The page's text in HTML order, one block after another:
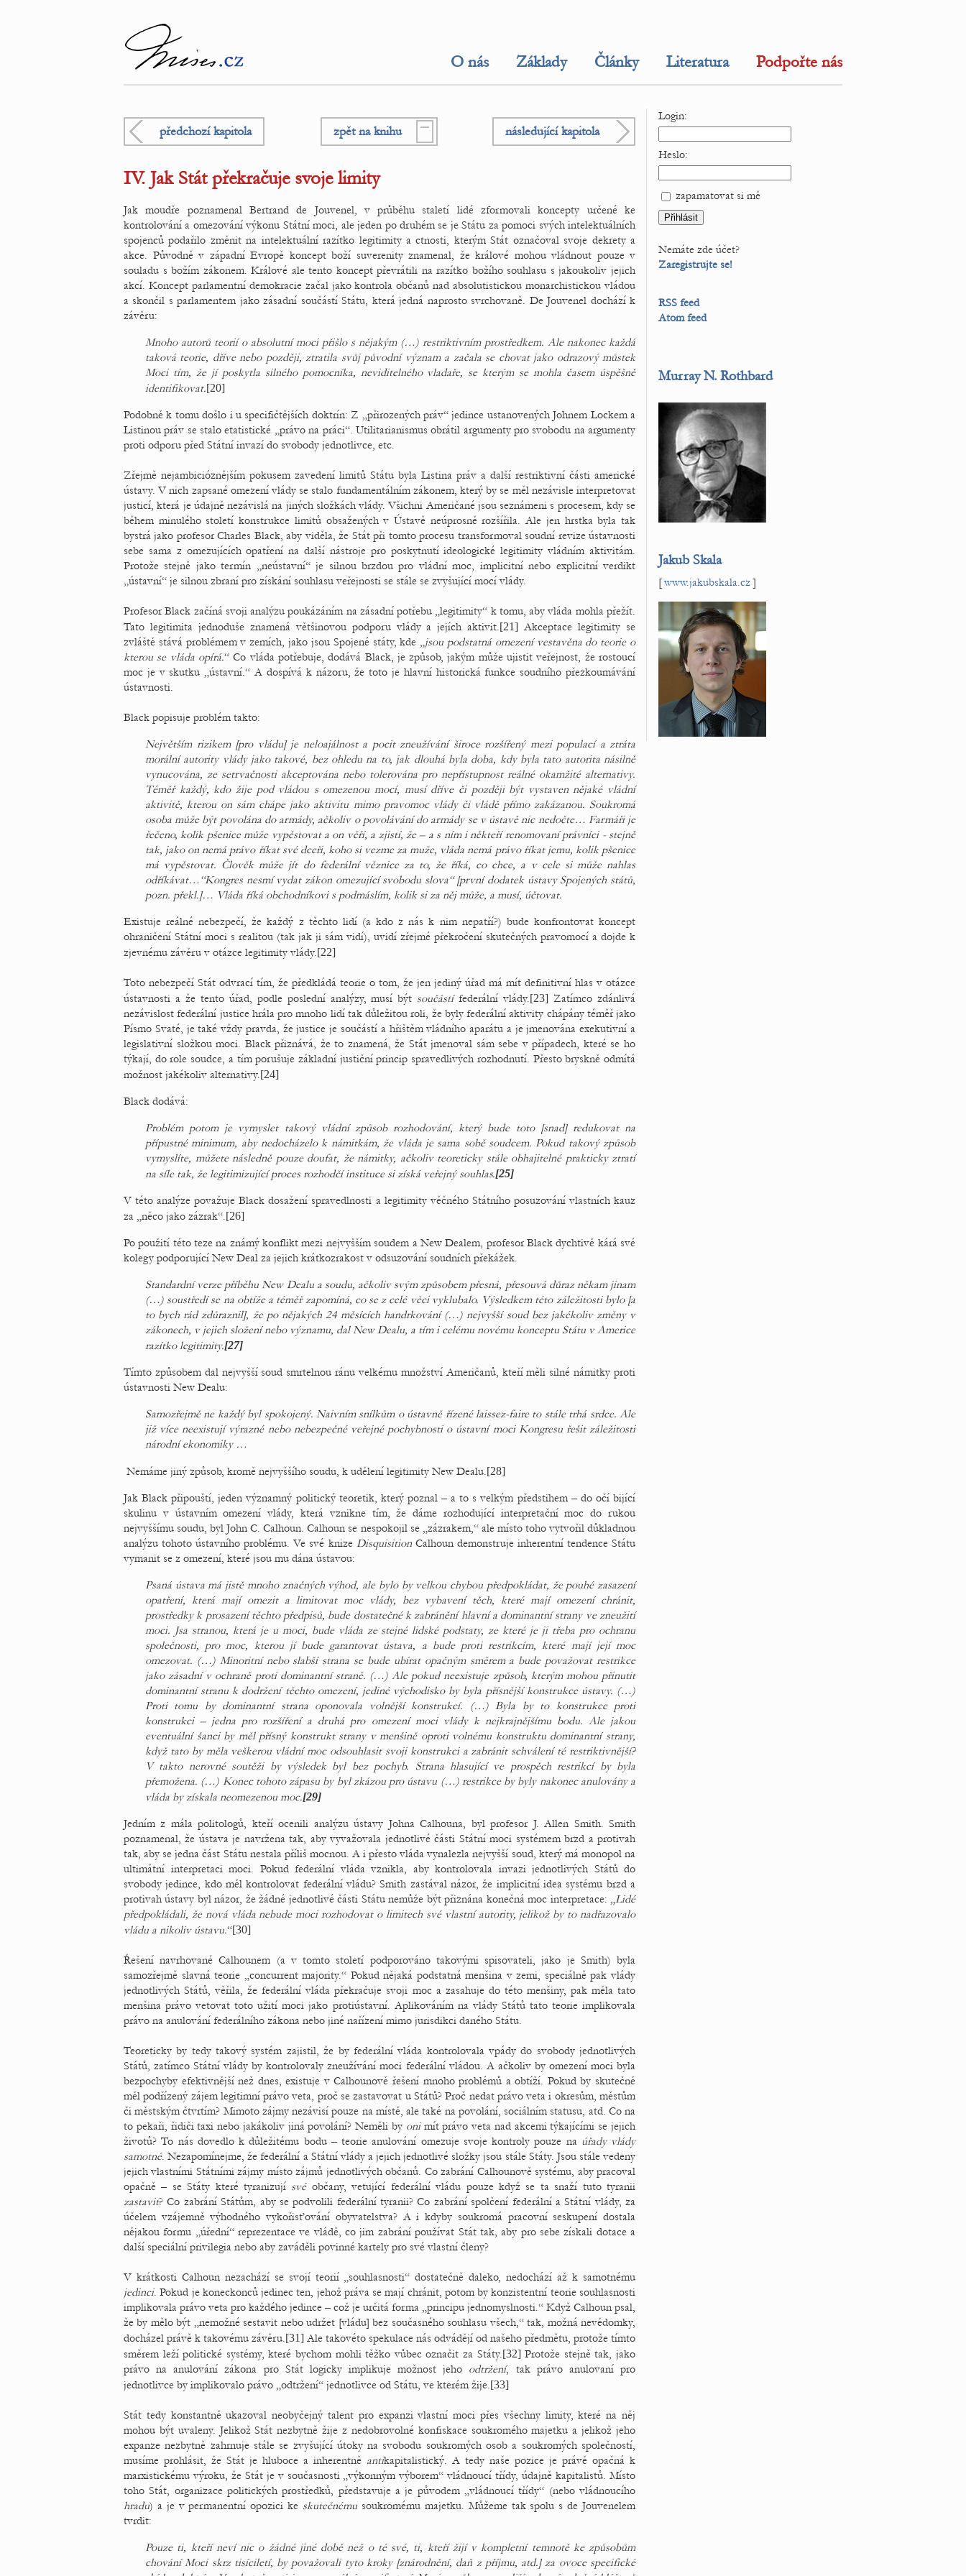
O nás Základy Články Literatura Podpořte nás
předchozí kapitola zpět na knihu následující kapitola
IV. Jak Stát překračuje svoje limity
Jak moudře poznamenal Bertrand de Jouvenel, v průběhu staletí lidé zformovali koncepty určené ke
kontrolování a omezování výkonu Státní moci, ale jeden po druhém se je Státu za pomoci svých intelektuálních
spojenců podařilo změnit na intelektuální razítko legitimity a ctnosti, kterým Stát označoval svoje dekrety a
akce. Původně v západní Evropě koncept boží suverenity znamenal, že králové mohou vládnout pouze v
souladu s božím zákonem. Králové ale tento koncept převrátili na razítko božího souhlasu s jakoukoliv jejich
akcí. Koncept parlamentní demokracie začal jako kontrola občanů nad absolutistickou monarchistickou vládou
a skončil s parlamentem jako zásadní součástí Státu, která jedná naprosto svrchovaně. De Jouvenel dochází k
závěru:
Mnoho autorů teorií o absolutní moci přišlo s nějakým (…) restriktivním prostředkem. Ale nakonec každá
taková teorie, dříve nebo později, ztratila svůj původní význam a začala se chovat jako odrazový můstek
Moci tím, že jí poskytla silného pomocníka, neviditelného vladaře, se kterým se mohla časem úspěšně
identifikovat.[20]
Podobně k tomu došlo i u specifičtějších doktrín: Z „přirozených práv“ jedince ustanovených Johnem Lockem a
Listinou práv se stalo etatistické „právo na práci“. Utilitarianismus obrátil argumenty pro svobodu na argumenty
proti odporu před Státní invazí do svobody jednotlivce, etc.
Zřejmě nejambicióznějším pokusem zavedení limitů Státu byla Listina práv a další restriktivní části americké
ústavy. V nich zapsané omezení vlády se stalo fundamentálním zákonem, který by se měl nezávisle interpretovat
justicí, která je údajně nezávislá na jiných složkách vlády. Všichni Američané jsou seznámeni s procesem, kdy se
během minulého století konstrukce limitů obsažených v Ústavě neúprosně rozšířila. Ale jen hrstka byla tak
bystrá jako profesor Charles Black, aby viděla, že Stát při tomto procesu transformoval soudní revize ústavnosti
sebe sama z omezujících opatření na další nástroje pro poskytnutí ideologické legitimity vládním aktivitám.
Protože stejně jako termín „neústavní“ je silnou brzdou pro vládní moc, implicitní nebo explicitní verdikt
„ústavní“ je silnou zbraní pro získání souhlasu veřejnosti se stále se zvyšující mocí vlády.
Profesor Black začíná svoji analýzu poukázáním na zásadní potřebu „legitimity“ k tomu, aby vláda mohla přežít.
Tato legitimita jednoduše znamená většinovou podporu vlády a jejích aktivit.[21] Akceptace legitimity se
zvláště stává problémem v zemích, jako jsou Spojené státy, kde „jsou podstatná omezení vestavěna do teorie o
kterou se vláda opírá.“ Co vláda potřebuje, dodává Black, je způsob, jakým může ujistit veřejnost, že rostoucí
moc je v skutku „ústavní.“ A dospívá k názoru, že toto je hlavní historická funkce soudního přezkoumávání
ústavnosti.
Black popisuje problém takto:
Největším rizikem [pro vládu] je neloajálnost a pocit zneužívání široce rozšířený mezi populací a ztráta
morální autority vlády jako takové, bez ohledu na to, jak dlouhá byla doba, kdy byla tato autorita násilně
vynucována, ze setrvačnosti akceptována nebo tolerována pro nepřístupnost reálné okamžité alternativy.
Téměř každý, kdo žije pod vládou s omezenou mocí, musí dříve či později být vystaven nějaké vládní
aktivitě, kterou on sám chápe jako aktivitu mimo pravomoc vlády či vládě přímo zakázanou. Soukromá
osoba může být povolána do armády, ačkoliv o povolávání do armády se v ústavě nic nedočte… Farmáři je
řečeno, kolik pšenice může vypěstovat a on věří, a zjistí, že – a s ním i někteří renomovaní právníci - stejně
tak, jako on nemá právo říkat své dceři, koho si vezme za muže, vláda nemá právo říkat jemu, kolik pšenice
má vypěstovat. Člověk může jít do federální věznice za to, že říká, co chce, a v cele si může nahlas
odříkávat…“Kongres nesmí vydat zákon omezující svobodu slova“ [první dodatek ústavy Spojených států,
pozn. překl.]… Vláda říká obchodníkovi s podmáslím, kolik si za něj může, a musí, účtovat.
Existuje reálné nebezpečí, že každý z těchto lidí (a kdo z nás k nim nepatří?) bude konfrontovat koncept
ohraničení Státní moci s realitou (tak jak ji sám vidí), uvidí zřejmé překročení skutečných pravomocí a dojde k
zjevnému závěru v otázce legitimity vlády.[22]
Toto nebezpečí Stát odvrací tím, že předkládá teorie o tom, že jen jediný úřad má mít definitivní hlas v otázce
ústavnosti a že tento úřad, podle poslední analýzy, musí být součástífederální vlády.[23] Zatímco zdánlivá
nezávislost federální justice hrála pro mnoho lidí tak důležitou roli, že byly federální aktivity chápány téměř jako
Písmo Svaté, je také vždy pravda, že justice je součástí a hřištěm vládního aparátu a je jmenována exekutivní a
legislativní složkou moci. Black přiznává, že to znamená, že Stát jmenoval sám sebe v případech, které se ho
týkají, do role soudce, a tím porušuje základní justiční princip spravedlivých rozhodnutí. Přesto bryskně odmítá
možnost jakékoliv alternativy.[24]
Black dodává:
Problém potom je vymyslet takový vládní způsob rozhodování, který bude toto [snad] redukovat na
přípustné minimum, aby nedocházelo k námitkám, že vláda je sama sobě soudcem. Pokud takový způsob
vymyslíte, můžete následně pouze doufat, že námitky, ačkoliv teoreticky stále obhajitelné prakticky ztratí
na síle tak, že legitimizující proces rozhodčí instituce si získá veřejný souhlas.[25]
V této analýze považuje Black dosažení spravedlnosti a legitimity věčného Státního posuzování vlastních kauz
za „něco jako zázrak“.[26]
Po použití této teze na známý konflikt mezi nejvyšším soudem a New Dealem, profesor Black dychtivě kárá své
kolegy podporující New Deal za jejich krátkozrakost v odsuzování soudních překážek.
Standardní verze příběhu New Dealu a soudu, ačkoliv svým způsobem přesná, přesouvá důraz někam jinam
(…) soustředí se na obtíže a téměř zapomíná, co se z celé věci vyklubalo. Výsledkem této záležitosti bylo [a
to bych rád zdůraznil], že po nějakých 24 měsících handrkování (…) nejvyšší soud bez jakékoliv změny v
zákonech, v jejich složení nebo významu, dal New Dealu, a tím i celému novému konceptu Státu v Americe
razítko legitimity.[27]
Tímto způsobem dal nejvyšší soud smrtelnou ránu velkému množství Američanů, kteří měli silné námitky proti
ústavnosti New Dealu:
Samozřejmě ne každý byl spokojený. Naivním snílkům o ústavně řízené laissez-faire to stále trhá srdce. Ale
již více neexistují výrazné nebo nebezpečné veřejné pochybnosti o ústavní moci Kongresu řešit záležitosti
národní ekonomiky …
Nemáme jiný způsob, kromě nejvyššího soudu, k udělení legitimity New Dealu.[28]
Jak Black připouští, jeden významný politický teoretik, který poznal – a to s velkým předstihem – do očí bijící
skulinu v ústavním omezení vlády, která vznikne tím, že dáme rozhodující interpretační moc do rukou
nejvyššímu soudu, byl John C. Calhoun. Calhoun se nespokojil se „zázrakem,“ ale místo toho vytvořil důkladnou
analýzu tohoto ústavního problému. Ve své knize DisquisitionCalhoun demonstruje inherentní tendence Státu
vymanit se z omezení, které jsou mu dána ústavou:
Psaná ústava má jistě mnoho značných výhod, ale bylo by velkou chybou předpokládat, že pouhé zasazení
opatření, která mají omezit a limitovat moc vlády, bez vybavení těch, které mají omezení chránit,
prostředky k prosazení těchto předpisů, bude dostatečné k zabránění hlavní a dominantní strany ve zneužití
moci. Jsa stranou, která je u moci, bude vláda ze stejné lidské podstaty, ze které je ji třeba pro ochranu
společnosti, pro moc, kterou jí bude garantovat ústava, a bude proti restrikcím, které mají její moc
omezovat. (…) Minoritní nebo slabší strana se bude ubírat opačným směrem a bude považovat restrikce
jako zásadní v ochraně proti dominantní straně. (…) Ale pokud neexistuje způsob, kterým mohou přinutit
dominantní stranu k dodržení těchto omezení, jediné východisko by byla přísnější konstrukce ústavy. (…)
Proti tomu by dominantní strana oponovala volnější konstrukcí. (…) Byla by to konstrukce proti
konstrukci – jedna pro rozšíření a druhá pro omezení moci vlády k nejkrajnějšímu bodu. Ale jakou
eventuální šanci by měl přísný konstrukt strany v menšině oproti volnému konstruktu dominantní strany,
když tato by měla veškerou vládní moc odsouhlasit svoji konstrukci a zabránit schválení té restriktivnější?
V takto nerovné soutěži by výsledek byl bez pochyb. Strana hlasující ve prospěch restrikcí by byla
přemožena. (…) Konec tohoto zápasu by byl zkázou pro ústavu (…) restrikce by byly nakonec anulovány a
vláda by získala neomezenou moc.[29]
Jedním z mála politologů, kteří ocenili analýzu ústavy Johna Calhouna, byl profesor J. Allen Smith. Smith
poznamenal, že ústava je navržena tak, aby vyvažovala jednotlivé části Státní moci systémem brzd a protivah
tak, aby se jedna část Státu nestala příliš mocnou. A i přesto vláda vynalezla nejvyšší soud, který má monopol na
ultimátní interpretaci moci. Pokud federální vláda vznikla, aby kontrolovala invazi jednotlivých Států do
svobody jedince, kdo měl kontrolovat federální vládu? Smith zastával názor, že implicitní idea systému brzd a
protivah ústavy byl názor, že žádné jednotlivé části Státu nemůže být přiznána konečná moc interpretace: „Lidé
předpokládali, že nová vláda nebude moci rozhodovat o limitech své vlastní autority, jelikož by to nadřazovalo
vládu a nikoliv ústavu.“[30]
Řešení navrhované Calhounem (a v tomto století podporováno takovými spisovateli, jako je Smith) byla
samozřejmě slavná teorie „concurrent majority.“ Pokud nějaká podstatná menšina v zemi, speciálně pak vlády
jednotlivých Států, věřila, že federální vláda překračuje svoji moc a zasahuje do této menšiny, pak měla tato
menšina právo vetovat toto užití moci jako protiústavní. Aplikováním na vlády Států tato teorie implikovala
právo na anulování federálního zákona nebo jiné nařízení mimo jurisdikci daného Státu.
Teoreticky by tedy takový systém zajistil, že by federální vláda kontrolovala vpády do svobody jednotlivých
Států, zatímco Státní vlády by kontrolovaly zneužívání moci federální vládou. A ačkoliv by omezení moci byla
bezpochyby efektivnější než dnes, existuje v Calhounově řešení mnoho problémů a obtíží. Pokud by skutečně
měl podřízený zájem legitimní právo veta, proč se zastavovat u Států? Proč nedat právo veta i okresům, městům
či městským čtvrtím? Mimoto zájmy nezávisí pouze na místě, ale také na povolání, sociálním statusu, atd. Co na
to pekaři, řidiči taxi nebo jakákoliv jiná povolání? Neměli by onimít právo veta nad akcemi týkajícími se jejich
životů? To nás dovedlo k důležitému bodu – teorie anulování omezuje svoje kontroly pouze na úřady vlády
samotné. Nezapomínejme, že federální a Státní vlády a jejich jednotlivé složky jsou stále Státy. Jsou stále vedeny
jejich vlastními Státními zájmy místo zájmů jednotlivých občanů. Co zabrání Calhounově systému, aby pracoval
opačně – se Státy které tyranizují svéobčany, vetující federální vládu pouze když se ta snaží tuto tyranii
zastavit? Co zabrání Státům, aby se podvolili federální tyranii? Co zabrání spolčení federální a Státní vlády, za
účelem vzájemně výhodného vykořisťování obyvatelstva? A i kdyby soukromá pracovní seskupení dostala
nějakou formu „úřední“ reprezentace ve vládě, co jim zabrání používat Stát tak, aby pro sebe získali dotace a
další speciální privilegia nebo aby zaváděli povinné kartely pro své vlastní členy?
V krátkosti Calhoun nezachází se svojí teorií „souhlasnosti“ dostatečně daleko, nedochází až k samotnému
jedinci. Pokud je koneckonců jedinec ten, jehož práva se mají chránit, potom by konzistentní teorie souhlasnosti
implikovala právo veta pro každého jedince – což je určitá forma „principu jednomyslnosti.“ Když Calhoun psal,
že by mělo být „nemožné sestavit nebo udržet [vládu] bez současného souhlasu všech,“ tak, možná nevědomky,
docházel právě k takovému závěru.[31] Ale takovéto spekulace nás odvádějí od našeho předmětu, protože tímto
směrem leží politické systémy, které bychom mohli těžko vůbec označit za Státy.[32]Protože stejně tak, jako
právo na anulování zákona pro Stát logicky implikuje možnost jeho odtržení, tak právo anulovaní pro
jednotlivce by implikovalo právo „odtržení“ jednotlivce od Státu, ve kterém žije.[33]
Stát tedy konstantně ukazoval neobyčejný talent pro expanzi vlastní moci přes všechny limity, které na něj
mohou být uvaleny. Jelikož Stát nezbytně žije z nedobrovolné konfiskace soukromého majetku a jelikož jeho
expanze nezbytně zahrnuje stále se zvyšující útoky na svobodu soukromých osob a soukromých společností,
musíme prohlásit, že Stát je hluboce a inherentně antikapitalistický. A tedy naše pozice je právě opačná k
marxistickému výroku, že Stát je v současnosti „výkonným výborem“ vládnoucí třídy, údajně kapitalistů. Místo
toho Stát, organizace politických prostředků, představuje a je původem „vládnoucí třídy“ (nebo vládnoucího
hradu) a je v permanentní opozici ke skutečnému soukromému majetku. Můžeme tak spolu s de Jouvenelem
tvrdit:
Pouze ti, kteří neví nic o žádné jiné době než o té své, ti, kteří žijí v kompletní temnotě ke způsobům
chování Moci skrz tisíciletí, by považovali tyto kroky [znárodnění, daň z příjmu, atd.] za ovoce specifické
Login:
Heslo:
zapamatovat si mě
Nemáte zde účet?
Zaregistrujte se!
RSS feed
Atom feed
Murray N. Rothbard
Jakub Skala
[www.jakubskala.cz]